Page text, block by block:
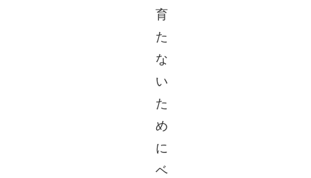
育
た
な
い
た
め
に
ベ